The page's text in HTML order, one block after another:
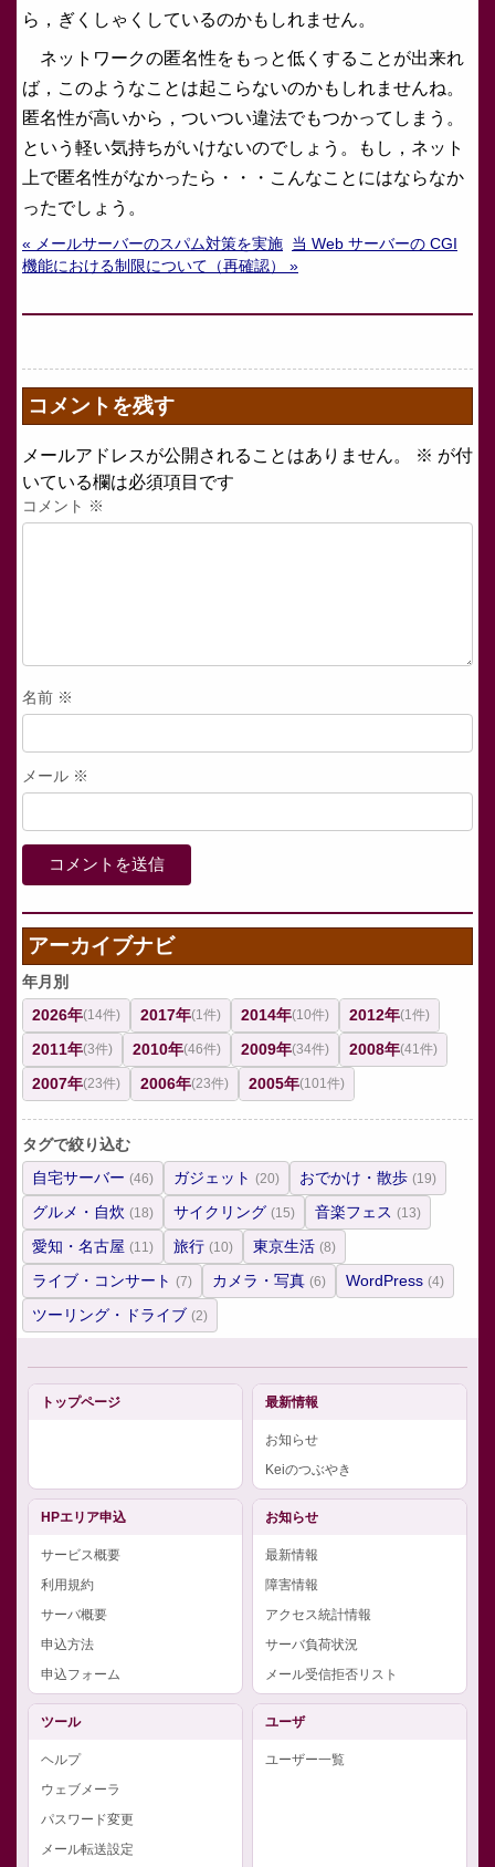
ら，ぎくしゃくしているのかもしれません。
ネットワークの匿名性をもっと低くすることが出来れ
ば，このようなことは起こらないのかもしれませんね。
匿名性が高いから，ついつい違法でもつかってしまう。
という軽い気持ちがいけないのでしょう。もし，ネット
上で匿名性がなかったら・・・こんなことにはならなか
ったでしょう。
« メールサーバーのスパム対策を実施 当 Web サーバーの CGI
機能における制限について（再確認） »
コメントを残す
メールアドレスが公開されることはありません。 ※ が付
いている欄は必須項目です
コメント ※
名前 ※
メール ※
アーカイブナビ
年月別
2026年(14件) 2017年(1件) 2014年(10件) 2012年(1件)
2011年(3件) 2010年(46件) 2009年(34件) 2008年(41件)
2007年(23件) 2006年(23件) 2005年(101件)
タグで絞り込む
自宅サーバー (46) ガジェット (20) おでかけ・散歩 (19)
グルメ・自炊 (18) サイクリング (15) 音楽フェス (13)
愛知・名古屋 (11) 旅行 (10) 東京生活 (8)
ライブ・コンサート (7) カメラ・写真 (6) WordPress (4)
ツーリング・ドライブ (2)
トップページ 最新情報
お知らせ
Keiのつぶやき
HPエリア申込
サービス概要
利用規約
サーバ概要
申込方法
申込フォーム
お知らせ
最新情報
障害情報
アクセス統計情報
サーバ負荷状況
メール受信拒否リスト
ツール
ヘルプ
ウェブメーラ
パスワード変更
メール転送設定
ユーザ
ユーザー一覧